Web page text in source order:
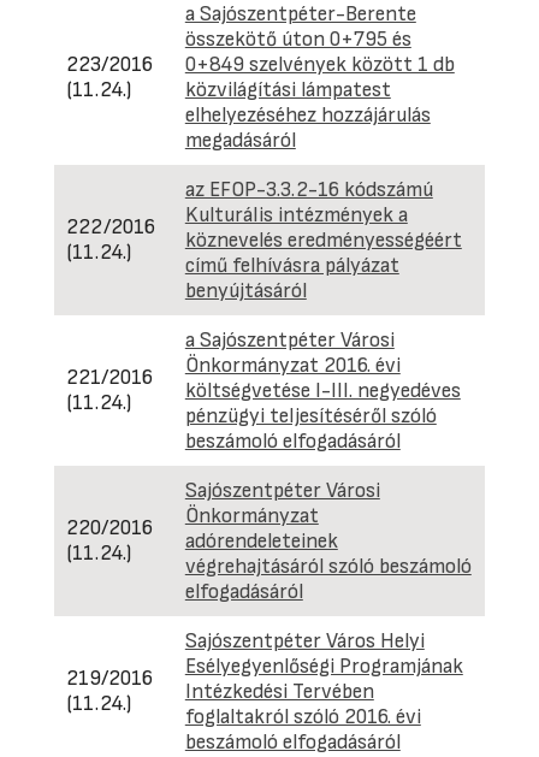
223/2016
(11.24.)
a Sajószentpéter-Berente
összekötő úton 0+795 és
0+849 szelvények között 1 db
közvilágítási lámpatest
elhelyezéséhez hozzájárulás
megadásáról
222/2016
(11.24.)
az EFOP-3.3.2-16 kódszámú
Kulturális intézmények a
köznevelés eredményességéért
című felhívásra pályázat
benyújtásáról
221/2016
(11.24.)
a Sajószentpéter Városi
Önkormányzat 2016. évi
költségvetése I-III. negyedéves
pénzügyi teljesítéséről szóló
beszámoló elfogadásáról
220/2016
(11.24.)
Sajószentpéter Városi
Önkormányzat
adórendeleteinek
végrehajtásáról szóló beszámoló
elfogadásáról
219/2016
(11.24.)
Sajószentpéter Város Helyi
Esélyegyenlőségi Programjának
Intézkedési Tervében
foglaltakról szóló 2016. évi
beszámoló elfogadásáról